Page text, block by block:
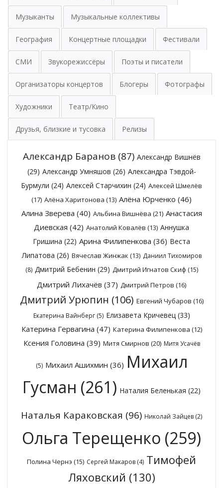
Музыканты Музыкальные коллективы
География Концертные площадки Фестивали
СМИ Звукорежиссёры Поэты и писатели
Организаторы концертов Блогеры Фотографы
Художники Театр/Кино
Друзья, близкие и тусовка Релизы
Александр Баранов(87) Александр Вишнёв
(29) Александр Умняшов (26) Александра Тэвдой-
Бурмули (24) Алексей Старчихин (24) Алексей Шмелёв
(17) Алёна Харитонова (13) Алёна Юрченко (46)
Алина Зверева (40) Альбина Вишнёва (21) Анастасия
Диевская (42) Анатолий Ковалёв (13) Аннушка
Гришина (22) Арина Филипенкова (36) Веста
Липатова (26) Вячеслав Жинжак (13) Даниил Тихомиров
(8) Дмитрий Бебенин (29) Дмитрий Игнатов Скиф (15)
Дмитрий Лихачёв (37) Дмитрий Петров (16)
Дмитрий Урюпин (106) Евгений Чубаров (16)
Екатерина Вайнберг(5) Елизавета Кричевец(33)
Катерина Гервагина (47) Катерина Филипенкова (12)
Ксения Головина (39) Митя Смирнов (20) Митя Усачёв
(5) Михаил Ашихмин (36) Михаил
Гусман (261) Наталия Беленькая (22)
Наталья Караковская (96) Николай Зайцев (2)
Ольга Терещенко (259)
Полина Чернэ (15) Сергей Макаров (4) Тимофей
Ляховский (130)